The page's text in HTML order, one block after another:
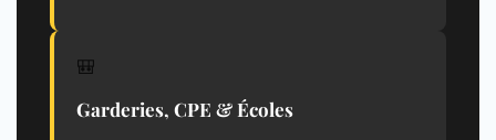
🎒
Garderies, CPE & Écoles